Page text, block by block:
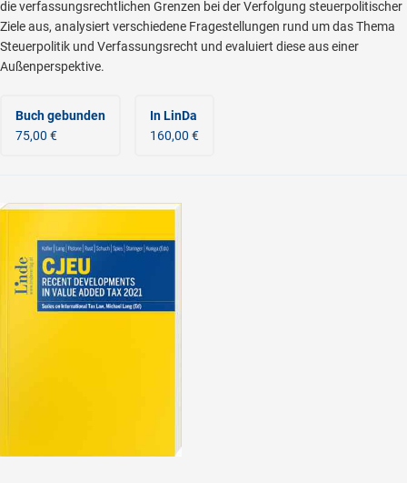
die verfassungsrechtlichen Grenzen bei der Verfolgung steuerpolitischer
Ziele aus, analysiert verschiedene Fragestellungen rund um das Thema
Steuerpolitik und Verfassungsrecht und evaluiert diese aus einer
Außenperspektive.
Buch gebunden
75,00 €
In LinDa
160,00 €